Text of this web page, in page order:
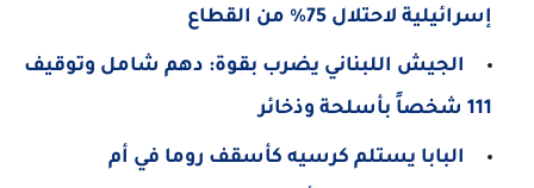
إسرائيلية لاحتلال 75% من القطاع
الجيش اللبناني يضرب بقوة: دهم شامل وتوقيف
111 شخصاً بأسلحة وذخائر
البابا يستلم كرسيه كأسقف روما في أم